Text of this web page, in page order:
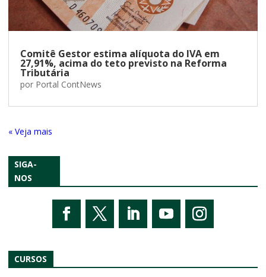
Comitê Gestor estima alíquota do IVA em
27,91%, acima do teto previsto na Reforma
Tributária
por Portal ContNews
« Entradas Antigas
SIGA-
NOS
CURSOS